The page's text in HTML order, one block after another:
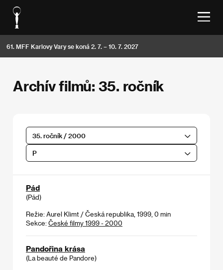
61. MFF Karlovy Vary se koná 2. 7. – 10. 7. 2027
Archív filmů: 35. ročník
35. ročník / 2000
P
Pád
(Pád)
Režie: Aurel Klimt / Česká republika, 1999, 0 min
Sekce: České filmy 1999 - 2000
Pandořina krása
(La beauté de Pandore)